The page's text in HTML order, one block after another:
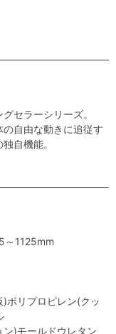
セラーシリーズ。
自由な動きに追従す
自機能。
1125mm
ポリプロピレン(クッ
)モールドウレタン